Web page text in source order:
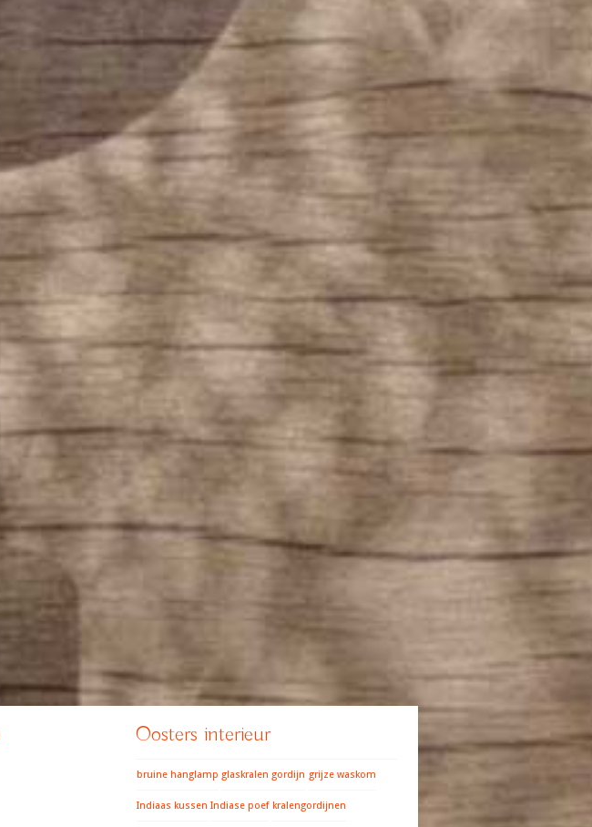
Oosters interieur
bruine hanglamp glaskralen gordijn grijze waskom
Indiaas kussen Indiase poef kralengordijnen